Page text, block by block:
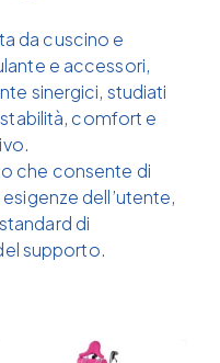
da cuscino e
e accessori,
sinergici, studiati
comfort e
che consente di
dell’utente,
di
supporto.